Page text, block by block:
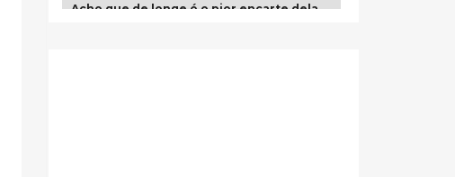
Acho que de longe é o pior encarte dela.